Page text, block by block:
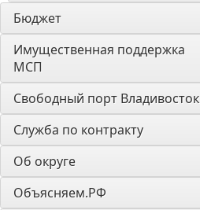
Бюджет
Имущественная поддержка
МСП
Свободный порт Владивосток
Служба по контракту
Об округе
Объясняем.РФ